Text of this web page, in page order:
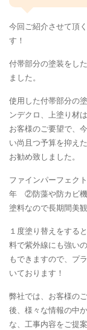
今回ご紹介させて頂
す！
付帯部分の塗装をし
ました。
使用した付帯部分の
ンデクロ、上塗り材
お客様のご要望で、
い尚且つ予算を抑え
お勧め致しました。
ファインパーフェク
年 ②防藻や防カビ
塗料なので長期間美
１度塗り替えをする
料で紫外線にも強い
もできますので、プ
いております！
弊社では、お客様の
後、様々な情報の中
な、工事内容をご提